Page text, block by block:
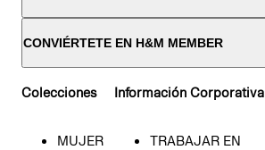
CONVIÉRTETE EN H&M MEMBER
Colecciones
MUJER
Información Corporativa
TRABAJAR EN